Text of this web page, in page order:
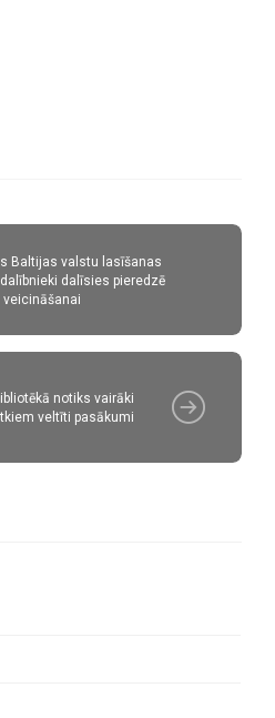
Baltijas valstu lasīšanas
dalīsies pieredzē
veicināšanai
notiks vairāki
veltīti pasākumi